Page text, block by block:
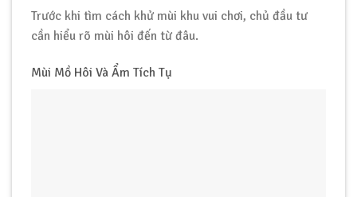
Trước khi tìm cách khử mùi khu vui chơi, chủ đầu tư
cần hiểu rõ mùi hôi đến từ đâu.
Mùi Mồ Hôi Và Ẩm Tích Tụ